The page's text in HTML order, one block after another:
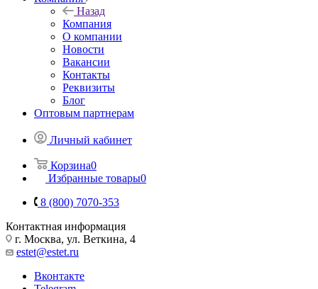
Назад
Компания
О компании
Новости
Вакансии
Контакты
Реквизиты
Блог
Оптовым партнерам
Личный кабинет
Корзина0
Избранные товары0
8 (800) 7070-353
Контактная информация
г. Москва, ул. Веткина, 4
estet@estet.ru
Вконтакте